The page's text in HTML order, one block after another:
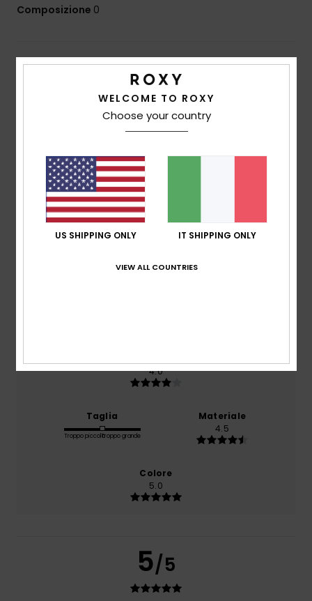
Composizione 0
Spedizioni e Resi
Recensioni dei clienti
Punteggio medio
5.0
Il 0% dei nostri clienti consiglia questo prodotto
4.0
Taglia
Troppo piccoloTroppo grande
Materiale
4.5
Colore
5.0
5/5
WELCOME TO ROXY
Choose your country
US SHIPPING ONLY IT SHIPPING ONLY
VIEW ALL COUNTRIES